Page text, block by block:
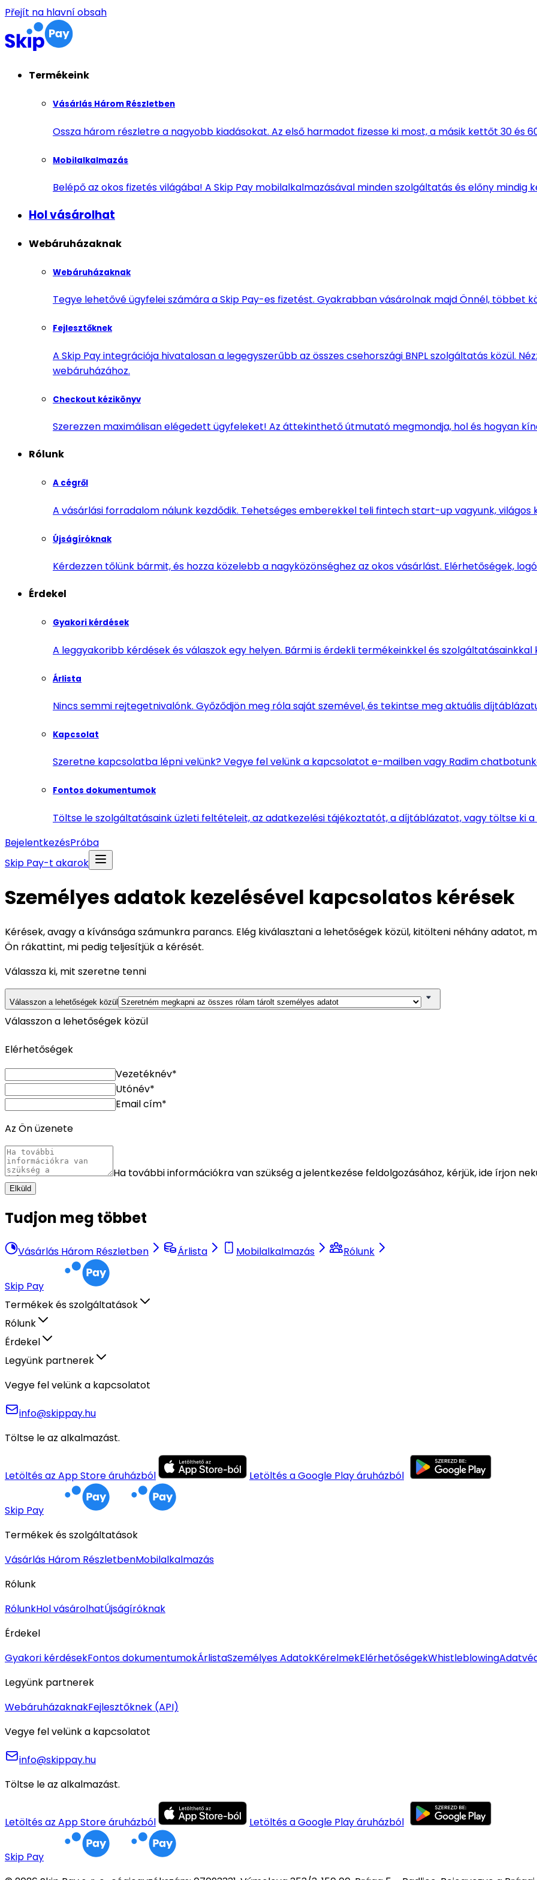
Přejít na hlavní obsah
Termékeink
Vásárlás Három Részletben
Ossza három részletre a nagyobb kiadásokat. Az első harmadot fizesse ki most, a másik kettőt 30 és
Mobilalkalmazás
Belépő az okos fizetés világába! A Skip Pay mobilalkalmazásával minden szolgáltatás és előny mindig
Hol vásárolhat
Webáruházaknak
Webáruházaknak
Tegye lehetővé ügyfelei számára a Skip Pay-es fizetést. Gyakrabban vásárolnak majd Önnél, többet
Fejlesztőknek
A Skip Pay integrációja hivatalosan a legegyszerűbb az összes csehországi BNPL szolgáltatás közül.
webáruházához.
Checkout kézikönyv
Szerezzen maximálisan elégedett ügyfeleket! Az áttekinthető útmutató megmondja, hol és hogyan
Rólunk
A cégről
A vásárlási forradalom nálunk kezdődik. Tehetséges emberekkel teli fintech start-up vagyunk, világos
Újságíróknak
Kérdezzen tőlünk bármit, és hozza közelebb a nagyközönséghez az okos vásárlást. Elérhetőségek,
Érdekel
Gyakori kérdések
A leggyakoribb kérdések és válaszok egy helyen. Bármi is érdekli termékeinkkel és
Árlista
Nincs semmi rejtegetnivalónk. Győződjön meg róla saját szemével, és tekintse meg aktuális
Kapcsolat
Szeretne kapcsolatba lépni velünk? Vegye fel velünk a kapcsolatot e-mailben vagy Radim
Fontos dokumentumok
Töltse le szolgáltatásaink üzleti feltételeit, az adatkezelési tájékoztatót, a díjtáblázatot, vagy töltse ki
BejelentkezésPróba
Skip Pay-t akarok
Személyes adatok kezelésével kapcsolatos kérések
Kérések, avagy a kívánsága számunkra parancs. Elég kiválasztani a lehetőségek közül, kitölteni néhány adatot,
Ön rákattint, mi pedig teljesítjük a kérését.
Válassza ki, mit szeretne tenni
Válasszon a lehetőségek közül
Válasszon a lehetőségek közül
Elérhetőségek
Vezetéknév*
Utónév*
Email cím*
Az Ön üzenete
Ha további információkra van szükség a jelentkezése feldolgozásához, kérjük, ide írjon
Elküld
Tudjon meg többet
Vásárlás Három Részletben Árlista Mobilalkalmazás Rólunk
Skip Pay
Termékek és szolgáltatások
Rólunk
Érdekel
Legyünk partnerek
Vegye fel velünk a kapcsolatot
info@skippay.hu
Töltse le az alkalmazást.
Letöltés az App Store áruházból Letöltés a Google Play áruházból
Skip Pay
Termékek és szolgáltatások
Vásárlás Három RészletbenMobilalkalmazás
Rólunk
RólunkHol vásárolhatÚjságíróknak
Érdekel
Gyakori kérdésekFontos dokumentumokÁrlistaSzemélyes AdatokKérelmekElérhetőségekWhistleblowing
Legyünk partnerek
WebáruházaknakFejlesztőknek (API)
Vegye fel velünk a kapcsolatot
info@skippay.hu
Töltse le az alkalmazást.
Letöltés az App Store áruházból Letöltés a Google Play áruházból
Skip Pay